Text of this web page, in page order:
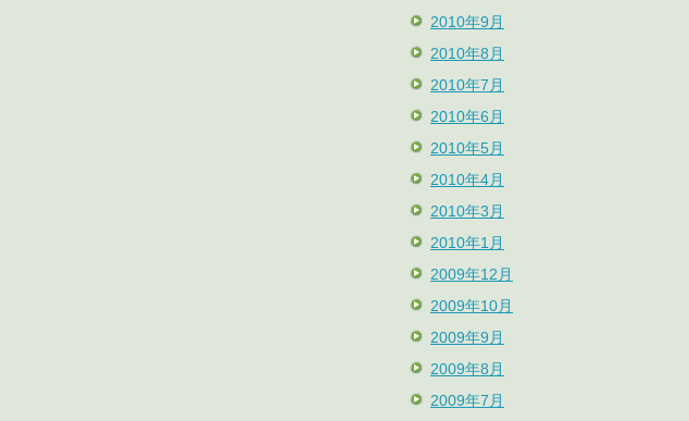
2010年9月
2010年8月
2010年7月
2010年6月
2010年5月
2010年4月
2010年3月
2010年1月
2009年12月
2009年10月
2009年9月
2009年8月
2009年7月